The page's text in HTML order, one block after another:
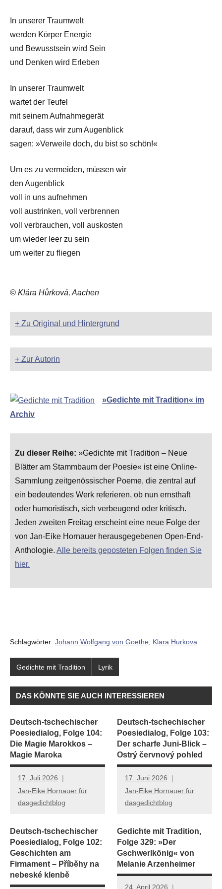
In unserer Traumwelt
werden Körper Energie
und Bewusstsein wird Sein
und Denken wird Erleben
In unserer Traumwelt
wartet der Teufel
mit seinem Aufnahmegerät
darauf, dass wir zum Augenblick
sagen: »Verweile doch, du bist so schön!«
Um es zu vermeiden, müssen wir
den Augenblick
voll in uns aufnehmen
voll austrinken, voll verbrennen
voll verbrauchen, voll auskosten
um wieder leer zu sein
um weiter zu fliegen
© Klára Hůrková, Aachen
+ Zu Original und Hintergrund
+ Zur Autorin
»Gedichte mit Tradition« im
Archiv
Zu dieser Reihe: »Gedichte mit Tradition – Neue
Blätter am Stammbaum der Poesie« ist eine Online-
Sammlung zeitgenössischer Poeme, die zentral auf
ein bedeutendes Werk referieren, ob nun ernsthaft
oder humoristisch, sich verbeugend oder kritisch.
Jeden zweiten Freitag erscheint eine neue Folge der
von Jan-Eike Hornauer herausgegebenen Open-End-
Anthologie. Alle bereits geposteten Folgen finden Sie
hier.
Schlagwörter: Johann Wolfgang von Goethe Klara Hurkova
Gedichte mit Tradition Lyrik
DAS KÖNNTE SIE AUCH INTERESSIEREN
Deutsch-tschechischer
Poesiedialog, Folge 104:
Die Magie Marokkos –
Magie Maroka
17. Juli 2026
Jan-Eike Hornauer für
dasgedichtblog
Deutsch-tschechischer
Poesiedialog, Folge 103:
Der scharfe Juni-Blick –
Ostrý červnový pohled
17. Juni 2026
Jan-Eike Hornauer für
dasgedichtblog
Deutsch-tschechischer
Poesiedialog, Folge 102:
Geschichten am
Firmament – Příběhy na
nebeské klenbě
Gedichte mit Tradition,
Folge 329: »Der
Gschwerlkönig« von
Melanie Arzenheimer
24. April 2026